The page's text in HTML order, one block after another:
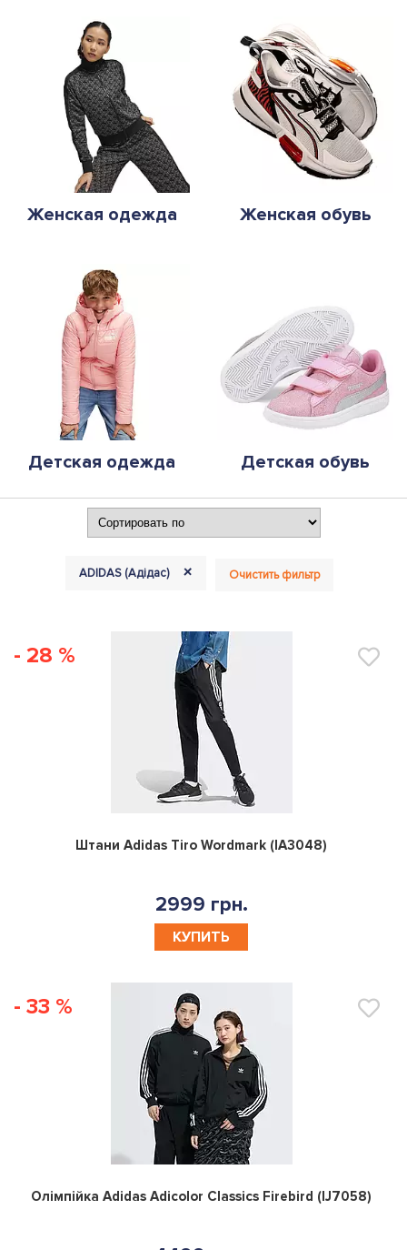
Женская одежда Женская обувь
Детская одежда Детская обувь
ADIDAS (Адідас) + Очистить фильтр
- 28 %
0
Штани Adidas Tiro Wordmark (IA3048)
2999 грн.
КУПИТЬ
- 33 %
0
Олімпійка Adidas Adicolor Classics Firebird (IJ7058)